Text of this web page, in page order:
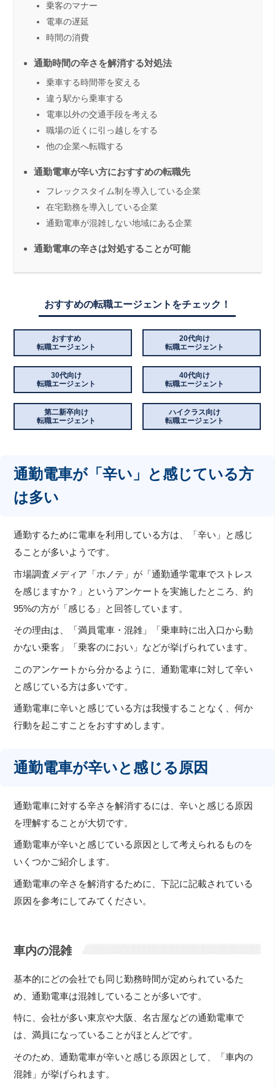
乗客のマナー
電車の遅延
時間の消費
通勤時間の辛さを解消する対処法
乗車する時間帯を変える
違う駅から乗車する
電車以外の交通手段を考える
職場の近くに引っ越しをする
他の企業へ転職する
通勤電車が辛い方におすすめの転職先
フレックスタイム制を導入している企業
在宅勤務を導入している企業
通勤電車が混雑しない地域にある企業
通勤電車の辛さは対処することが可能
おすすめの転職エージェントをチェック！
おすすめ
転職エージェント
20代向け
転職エージェント
30代向け
転職エージェント
40代向け
転職エージェント
第二新卒向け
転職エージェント
ハイクラス向け
転職エージェント
通勤電車が「辛い」と感じている方
は多い
通勤するために電車を利用している方は、「辛い」と感じ
ることが多いようです。
市場調査メディア「ホノテ」が「通勤通学電車でストレス
を感じますか？」というアンケートを実施したところ、約
95%の方が「感じる」と回答しています。
その理由は、「満員電車・混雑」「乗車時に出入口から動
かない乗客」「乗客のにおい」などが挙げられています。
このアンケートから分かるように、通勤電車に対して辛い
と感じている方は多いです。
通勤電車に辛いと感じている方は我慢することなく、何か
行動を起こすことをおすすめします。
通勤電車が辛いと感じる原因
通勤電車に対する辛さを解消するには、辛いと感じる原因
を理解することが大切です。
通勤電車が辛いと感じている原因として考えられるものを
いくつかご紹介します。
通勤電車の辛さを解消するために、下記に記載されている
原因を参考にしてみてください。
車内の混雑
基本的にどの会社でも同じ勤務時間が定められているた
め、通勤電車は混雑していることが多いです。
特に、会社が多い東京や大阪、名古屋などの通勤電車で
は、満員になっていることがほとんどです。
そのため、通勤電車が辛いと感じる原因として、「車内の
混雑」が挙げられます。